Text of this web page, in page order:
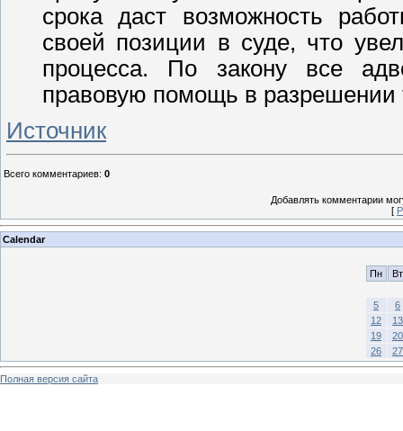
срока даст возможность
своей позиции в суде, что
процесса. По закону все
правовую помощь в разрешении
Источник
Всего комментариев: 0
Добавлять комментарии
[
Calendar
Пн Вт
5
6
12
13
19
20
26
27
Полная версия сайта